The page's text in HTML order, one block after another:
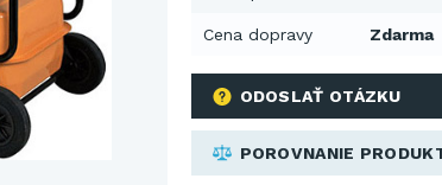
Cena dopravy Zdarma
ODOSLAŤ OTÁZKU
POROVNANIE